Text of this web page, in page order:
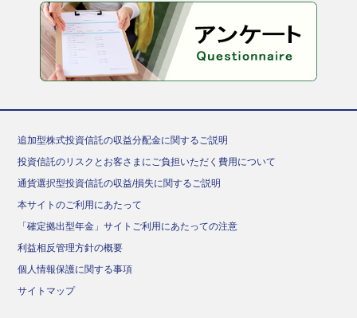
追加型株式投資信託の収益分配金に関するご説明
投資信託のリスクとお客さまにご負担いただく費用について
通貨選択型投資信託の収益/損失に関するご説明
本サイトのご利用にあたって
「確定拠出型年金」サイトご利用にあたっての注意
利益相反管理方針の概要
個人情報保護に関する事項
サイトマップ